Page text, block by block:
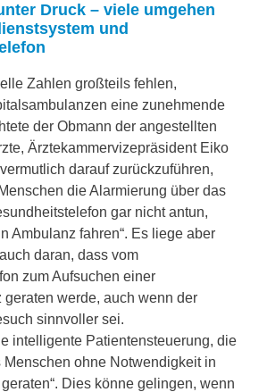
Druck – viele umgehen
und
Zahlen großteils fehlen,
eine zunehmende
der Obmann der angestellten
Ärztekammervizepräsident Eiko
darauf zurückzuführen,
die Alarmierung über das
gar nicht antun,
Ambulanz fahren“. Es liege aber
daran, dass vom
zum Aufsuchen einer
geraten werde, auch wenn der
sinnvoller sei.
intelligente Patientensteuerung, die
Menschen ohne Notwendigkeit in
Dies könne gelingen, wenn